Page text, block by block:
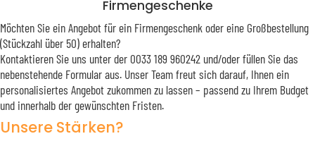
Firmengeschenke
Möchten Sie ein Angebot für ein Firmengeschenk oder eine Großbestellung
(Stückzahl über 50) erhalten?
Kontaktieren Sie uns unter der 0033 189 960242 und/oder füllen Sie das
nebenstehende Formular aus. Unser Team freut sich darauf, Ihnen ein
personalisiertes Angebot zukommen zu lassen – passend zu Ihrem Budget
und innerhalb der gewünschten Fristen.
Unsere Stärken?